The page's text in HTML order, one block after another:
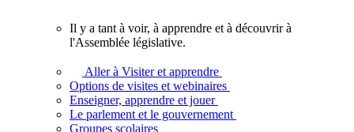
voir,
Il y a tant à voir, à apprendre et à découvrir à
l'Assemblée législative.
Aller à Visiter et apprendre
Options de visites et webinaires
Enseigner, apprendre et jouer
Le parlement et le gouvernement
Groupes scolaires